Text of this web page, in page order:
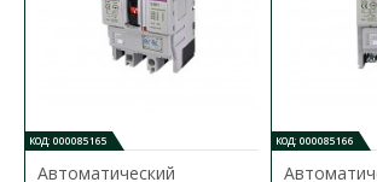
КОД: 000085165
Автоматический
КОД: 000085166